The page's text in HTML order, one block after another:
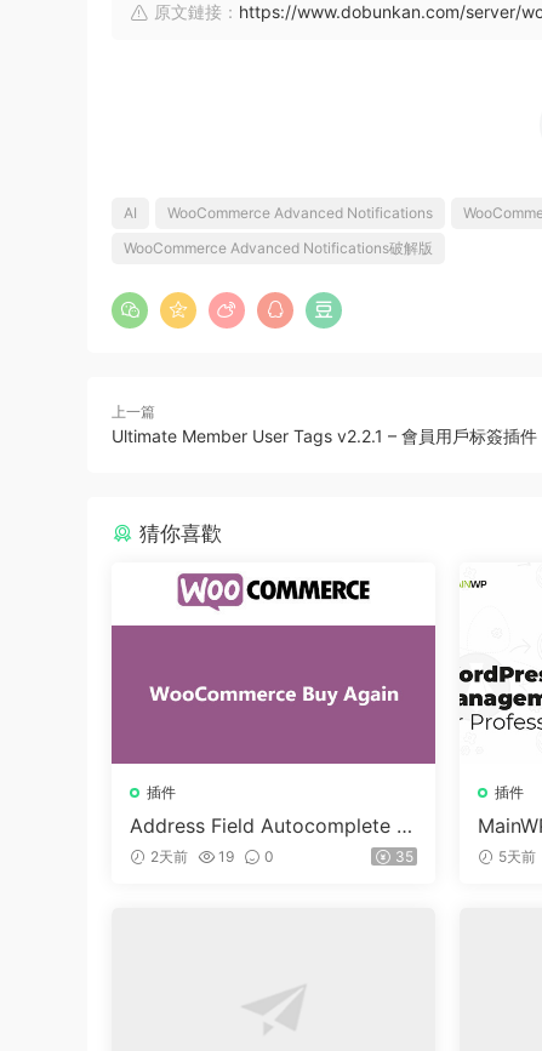
原文鏈接： https://www.dobunkan.com/server/
AI WooCommerce Advanced Notifications
WooCommerce Advanced Notifications破解版
上一篇
Ultimate Member User Tags v2.2.1 – 會員用戶标簽插件
猜你喜歡
插件
Address Field Autocomplete F
or WooCommerce v1.3.2
2天前 19 0 35
插件
n v5.2
5天前